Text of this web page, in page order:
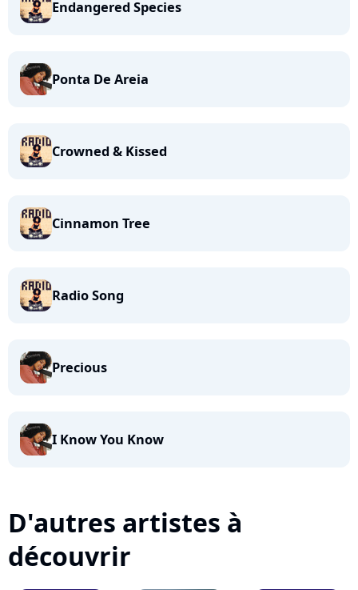
Endangered Species
Ponta De Areia
Crowned & Kissed
Cinnamon Tree
Radio Song
Precious
I Know You Know
D'autres artistes à
découvrir